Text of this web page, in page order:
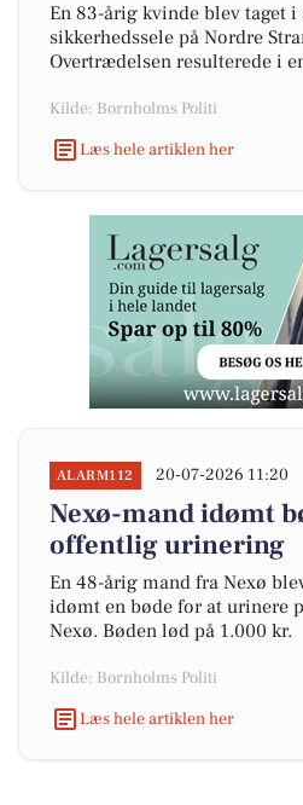
En 83-årig kvinde blev taget i
sikkerhedssele på Nordre
Overtrædelsen resulterede i
Kilde: Bornholms Politi
Læs hele artiklen her
ALARM112 20-07-2026 11:20
Nexø-mand idømt
offentlig urinering
En 48-årig mand fra Nexø
idømt en bøde for at urinere
Nexø. Bøden lød på 1.000 kr.
Kilde: Bornholms Politi
Læs hele artiklen her